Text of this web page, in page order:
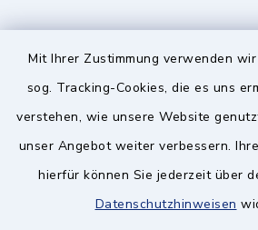
Mit Ihrer Zustimmung verwenden
sog. Tracking-Cookies, die es uns
verstehen, wie unsere Website
unser Angebot weiter verbessern.
hierfür können Sie jederzeit über
Datenschutzhinweisen
Quicklinks
BayernPortal
Landratsamt München
Zweckverband München